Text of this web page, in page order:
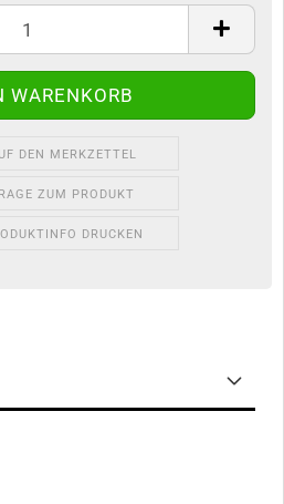
DEN MERKZETTEL
ZUM PRODUKT
DRUCKEN